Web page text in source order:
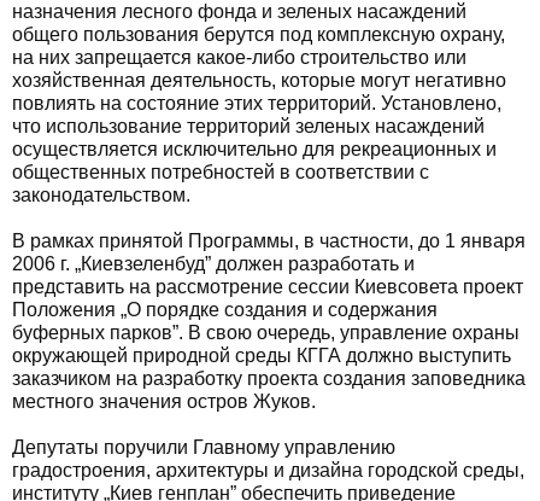
назначения лесного фонда и зеленых насаждений
общего пользования берутся под комплексную охрану,
на них запрещается какое-либо строительство или
хозяйственная деятельность, которые могут негативно
повлиять на состояние этих территорий. Установлено,
что использование территорий зеленых насаждений
осуществляется исключительно для рекреационных и
общественных потребностей в соответствии с
законодательством.
В рамках принятой Программы, в частности, до 1 января
2006 г. „Киевзеленбуд” должен разработать и
представить на рассмотрение сессии Киевсовета проект
Положения „О порядке создания и содержания
буферных парков”. В свою очередь, управление охраны
окружающей природной среды КГГА должно выступить
заказчиком на разработку проекта создания заповедника
местного значения остров Жуков.
Депутаты поручили Главному управлению
градостроения, архитектуры и дизайна городской среды,
институту „Киев генплан” обеспечить приведение